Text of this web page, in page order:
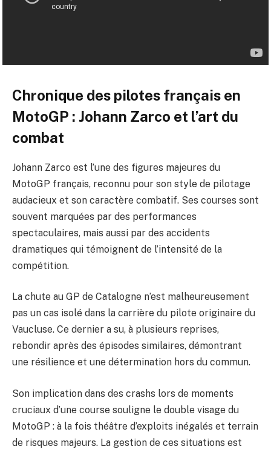
Chronique des pilotes français en
MotoGP : Johann Zarco et l’art du
combat
Johann Zarco est l’une des figures majeures du
MotoGP français, reconnu pour son style de pilotage
audacieux et son caractère combatif. Ses courses sont
souvent marquées par des performances
spectaculaires, mais aussi par des accidents
dramatiques qui témoignent de l’intensité de la
compétition.
La chute au GP de Catalogne n’est malheureusement
pas un cas isolé dans la carrière du pilote originaire du
Vaucluse. Ce dernier a su, à plusieurs reprises,
rebondir après des épisodes similaires, démontrant
une résilience et une détermination hors du commun.
Son implication dans des crashs lors de moments
cruciaux d’une course souligne le double visage du
MotoGP : à la fois théâtre d’exploits inégalés et terrain
de risques majeurs. La gestion de ces situations est